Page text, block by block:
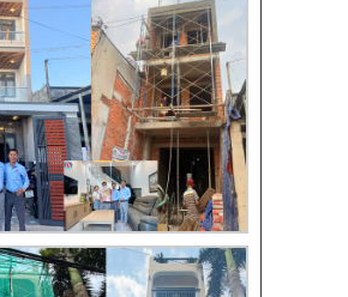
Khách hàng đánh giá
dịch vụ xây dựng của
Đánh giá khách hàng
xây nhà tại Thủ Đức